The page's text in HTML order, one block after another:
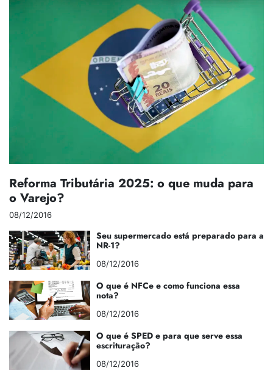
Reforma Tributária 2025: o que muda para
o Varejo?
08/12/2016
Seu supermercado está preparado para a
NR-1?
08/12/2016
O que é NFCe e como funciona essa
nota?
08/12/2016
O que é SPED e para que serve essa
escrituração?
08/12/2016